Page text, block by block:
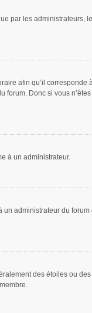
par les administrateurs,
afin qu’il corresponde
Donc si vous n’êtes
à un administrateur.
administrateur du forum
des étoiles ou